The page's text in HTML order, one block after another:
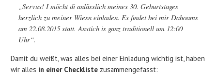
„Servus! I möcht di anlässlich meines 30. Geburtstages
herzlich zu meiner Wiesn einladen. Es findet bei mir Dahoams
am 22.08.2015 statt. Anstich is ganz traditionell um 12:00
Uhr“.
Damit du weißt, was alles bei einer Einladung wichtig ist, haben
wir alles in einer Checkliste zusammengefasst: